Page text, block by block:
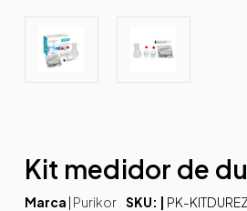
Kit medidor de
Marca | Purikor SKU: | PK-